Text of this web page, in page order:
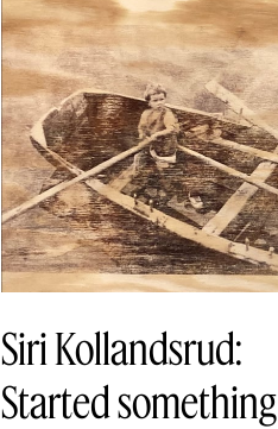
Siri Kollandsrud:
Started something